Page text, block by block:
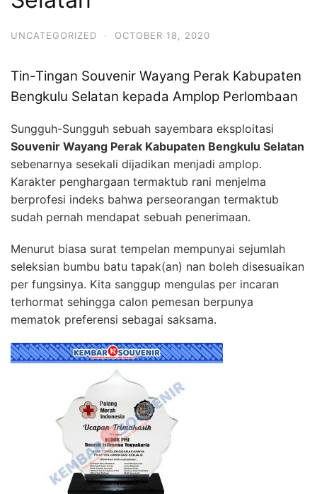
UNCATEGORIZED · OCTOBER 18, 2020
Tin-Tingan Souvenir Wayang Perak Kabupaten
Bengkulu Selatan kepada Amplop Perlombaan
Sungguh-Sungguh sebuah sayembara eksploitasi
Souvenir Wayang Perak Kabupaten Bengkulu Selatan
sebenarnya sesekali dijadikan menjadi amplop.
Karakter penghargaan termaktub rani menjelma
berprofesi indeks bahwa perseorangan termaktub
sudah pernah mendapat sebuah penerimaan.
Menurut biasa surat tempelan mempunyai sejumlah
seleksian bumbu batu tapak(an) nan boleh disesuaikan
per fungsinya. Kita sanggup mengulas per incaran
terhormat sehingga calon pemesan berpunya
mematok preferensi sebagai saksama.